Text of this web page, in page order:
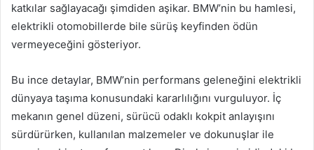
katkılar sağlayacağı şimdiden aşikar. BMW’nin bu hamlesi,
elektrikli otomobillerde bile sürüş keyfinden ödün
vermeyeceğini gösteriyor.
Bu ince detaylar, BMW’nin performans geleneğini elektrikli
dünyaya taşıma konusundaki kararlılığını vurguluyor. İç
mekanın genel düzeni, sürücü odaklı kokpit anlayışını
sürdürürken, kullanılan malzemeler ve dokunuşlar ile